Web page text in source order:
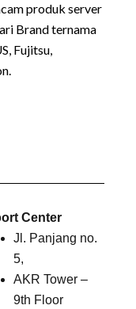
produk server
Brand ternama
Fujitsu,
Center
Jl. Panjang no.
5,
AKR Tower –
9th Floor